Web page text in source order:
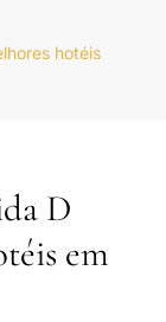
hotéis
D
em